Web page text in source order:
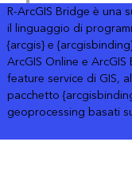
R-ArcGIS Bridge è una
il linguaggio di
{arcgis} e
ArcGIS Online e
feature service di GIS,
pacchetto
geoprocessing basati